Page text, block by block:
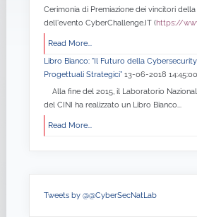
Cerimonia di Premiazione dei vincitori
dell'evento CyberChallenge.IT (https://
Read More...
Libro Bianco: "Il Futuro della
Progettuali Strategici” 13-06-2018 14:45:00
Alla fine del 2015, il Laboratorio
del CINI ha realizzato un Libro Bianco...
Read More...
Tweets by @@CyberSecNatLab